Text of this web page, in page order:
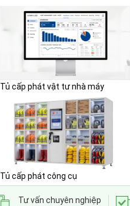
Tủ cấp phát vật tư nhà máy
Tủ cấp phát công cụ
Tư vấn chuyên nghiệp